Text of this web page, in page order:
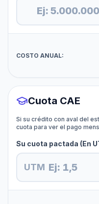
COSTO ANUAL:
Cuota CAE
Si su crédito con aval del
cuota para ver el pago
Su cuota pactada (En
UTM